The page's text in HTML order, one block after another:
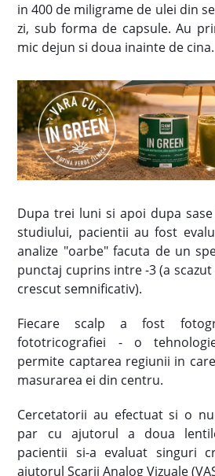
in 400 de miligrame de ulei din
zi, sub forma de capsule. Au
mic dejun si doua inainte de cina.
Dupa trei luni si apoi dupa
studiului, pacientii au fost
analize "oarbe" facuta de un
punctaj cuprins intre -3 (a scazut
crescut semnificativ).
Fiecare scalp a fost
fototricografiei - o
permite captarea regiunii in
masurarea ei din centru.
Cercetatorii au efectuat si o
par cu ajutorul a doua
pacientii si-a evaluat singuri
ajutorul Scarii Analog Vizuale